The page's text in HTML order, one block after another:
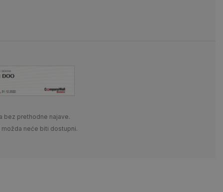
bez prethodne najave.
neće biti dostupni.